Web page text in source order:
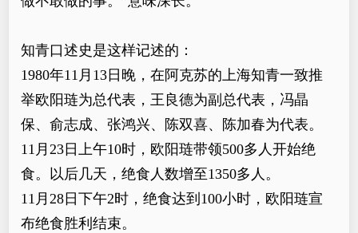
知青口述史是这样记述的：
1980年11月13日晚，在阿克苏的上海知青一致推
举欧阳琏为总代表，王良德为副总代表，冯晶
保、俞志成、张鸿兴、陈双喜、陈加春为代表。
11月23日上午10时，欧阳琏带领500多人开始绝
食。以后几天，绝食人数增至1350多人。
11月28日下午2时，绝食达到100小时，欧阳琏宣
布绝食胜利结束。